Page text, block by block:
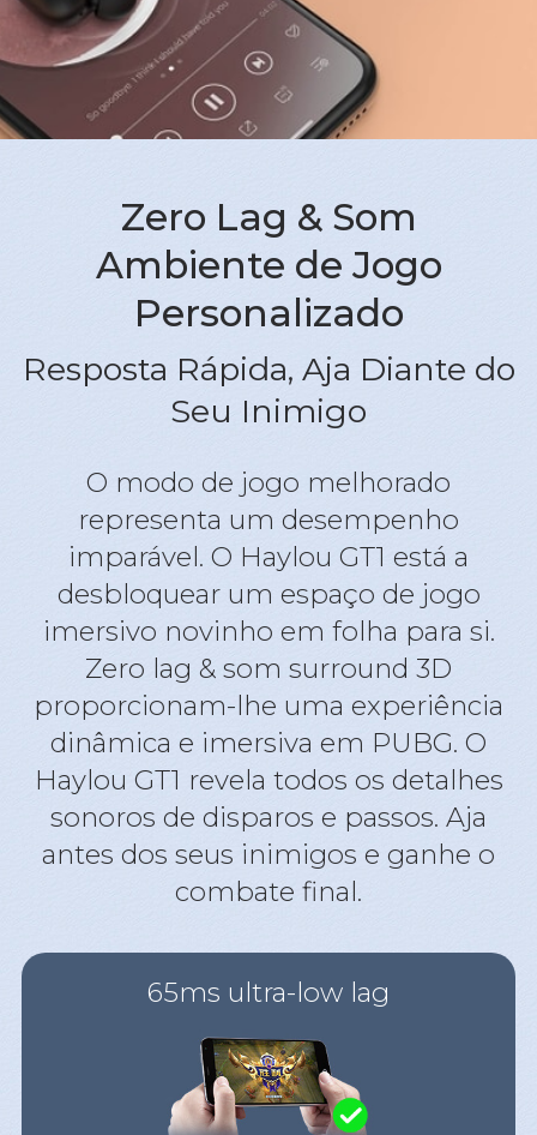
Zero Lag & Som
Ambiente de Jogo
Personalizado
Resposta Rápida, Aja Diante do
Seu Inimigo
O modo de jogo melhorado
representa um desempenho
imparável. O Haylou GT1 está a
desbloquear um espaço de jogo
imersivo novinho em folha para si.
Zero lag & som surround 3D
proporcionam-lhe uma experiência
dinâmica e imersiva em PUBG. O
Haylou GT1 revela todos os detalhes
sonoros de disparos e passos. Aja
antes dos seus inimigos e ganhe o
combate final.
65ms ultra-low lag